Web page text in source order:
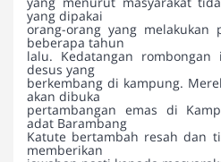
yang dipakai
orang-orang yang
beberapa tahun
lalu. Kedatangan
desus yang
berkembang di kampung.
akan dibuka
pertambangan emas di
adat Barambang
Katute bertambah resah dan
memberikan